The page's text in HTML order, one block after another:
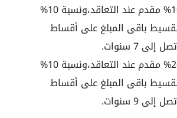
دفع نسبة 10% مقدم عند التعاقد،ونسبة 10%
باقى المبلغ على أقساط
7 سنوات.
دفع نسبة 20% مقدم عند التعاقد،ونسبة 10%
باقى المبلغ على أقساط
9 سنوات.